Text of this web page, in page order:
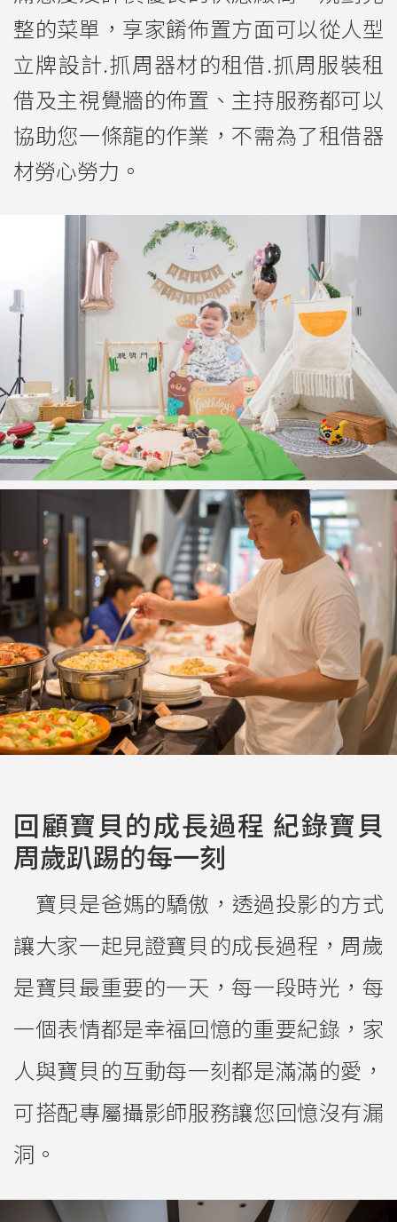
整的菜單，享家餚佈置方面可以從人型
立牌設計.抓周器材的租借.抓周服裝租
借及主視覺牆的佈置、主持服務都可以
協助您一條龍的作業，不需為了租借器
材勞心勞力。
回顧寶貝的成長過程 紀錄寶貝
周歲趴踢的每一刻
寶貝是爸媽的驕傲，透過投影的方式
讓大家一起見證寶貝的成長過程， 周歲
是寶貝最重要的一天，每一段時光，每
一個表情都是幸福回憶的重要紀錄，家
人與寶貝的互動每一刻都是滿滿的愛，
可搭配專屬攝影師服務讓您回憶沒有漏
洞。